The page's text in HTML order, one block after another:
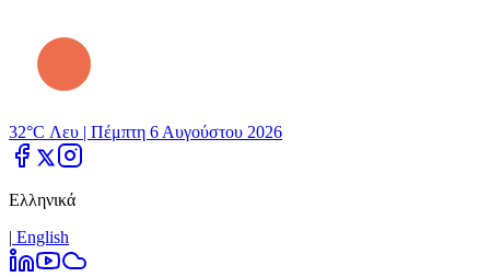
32°C Λευ | Πέμπτη 6 Αυγούστου 2026
Ελληνικά
| Εnglish